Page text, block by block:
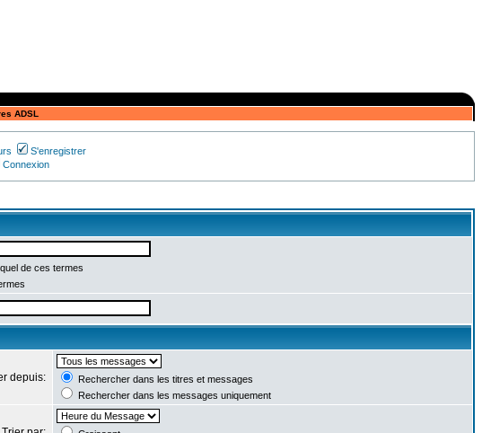
ADSL
S'enregistrer
Connexion
de ces termes
depuis:
Rechercher dans les titres et messages
Rechercher dans les messages uniquement